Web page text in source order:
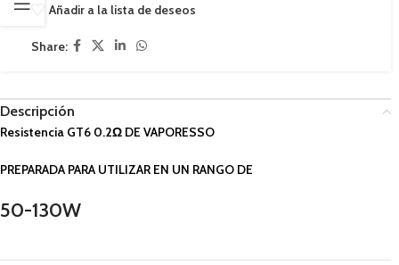
Añadir a la lista de deseos
Share:
Descripción
Resistencia GT6 0.2Ω DE VAPORESSO
PREPARADA PARA UTILIZAR EN UN RANGO DE
50-130W